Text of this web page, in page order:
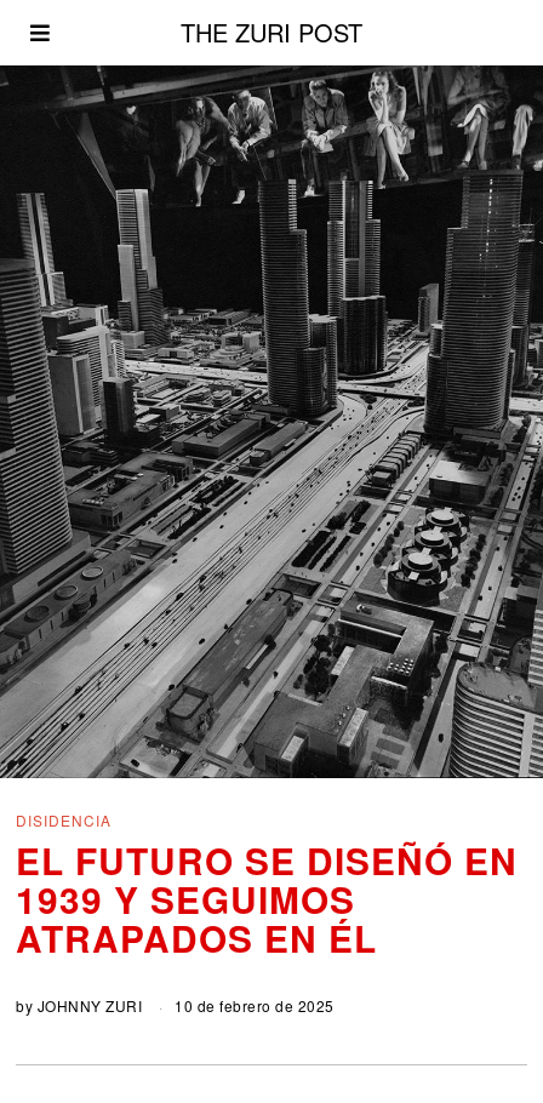
DISIDENCIA
EL FUTURO SE DISEÑÓ EN
1939 Y SEGUIMOS
ATRAPADOS EN ÉL
THE ZURI POST
by JOHNNY ZURI 10 de febrero de 2025